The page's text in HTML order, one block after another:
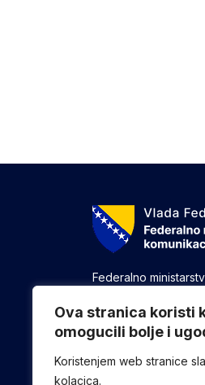
Ova stranica koristi
omogucili bolje i
Koristenjem web stranice
kolacica.
Federalno
druge poslove
se odnose na
Federacije u oblasti
komunikacija.